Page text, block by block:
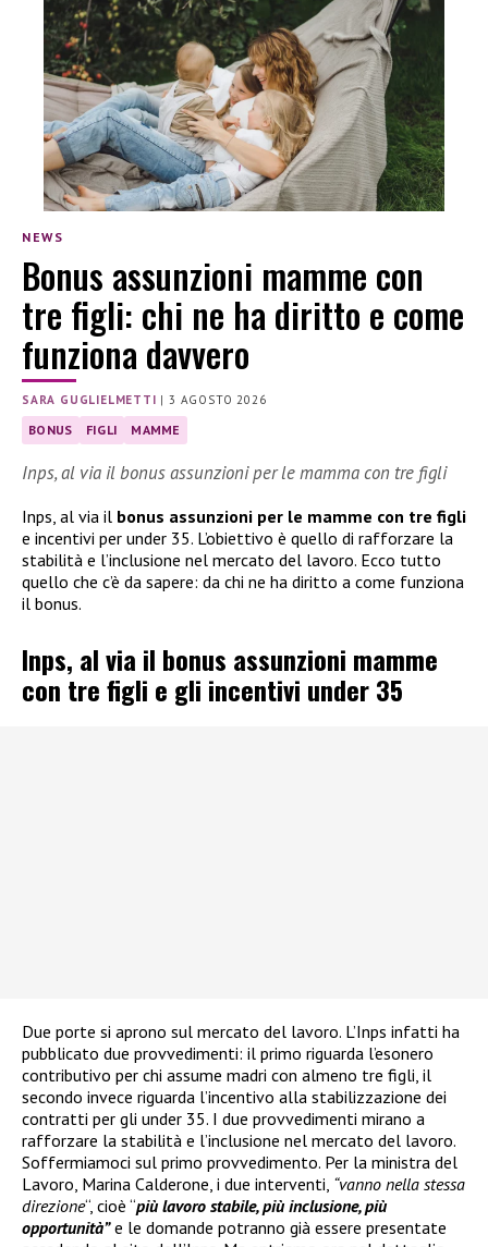
NEWS
Bonus assunzioni mamme con
tre figli: chi ne ha diritto e come
funziona davvero
SARA GUGLIELMETTI |3 AGOSTO 2026
BONUS FIGLI MAMME
Inps, al via il bonus assunzioni per le mamma con tre figli
Inps, al via il bonus assunzioni per le mamme con tre figli
e incentivi per under 35. L’obiettivo è quello di rafforzare la
stabilità e l’inclusione nel mercato del lavoro. Ecco tutto
quello che c’è da sapere: da chi ne ha diritto a come funziona
il bonus.
Inps, al via il bonus assunzioni mamme
con tre figli e gli incentivi under 35
Due porte si aprono sul mercato del lavoro. L’Inps infatti ha
pubblicato due provvedimenti: il primo riguarda l’esonero
contributivo per chi assume madri con almeno tre figli, il
secondo invece riguarda l’incentivo alla stabilizzazione dei
contratti per gli under 35. I due provvedimenti mirano a
rafforzare la stabilità e l’inclusione nel mercato del lavoro.
Soffermiamoci sul primo provvedimento. Per la ministra del
Lavoro, Marina Calderone, i due interventi, “vanno nella stessa
direzione“, cioè “più lavoro stabile, più inclusione, più
opportunità”e le domande potranno già essere presentate